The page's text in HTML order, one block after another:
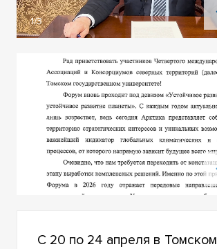
1/3
С 20 по 24 апреля в Томском